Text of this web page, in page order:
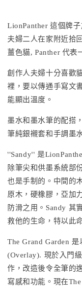
LionPanther 這個牌
夫婦二人在家附近拾
薑色貓, Panther 代表
創作人夫婦十分喜歡
裡，要以傳通手寫文
能顯出溫度。
墨水和墨水筆的配搭
筆純銀襯套和手調墨
''Sandy'' 是
除筆尖和供墨系統部
也是手制的。中間的
原木，硬橡膠，亞加
防滑之用。Sandy 其
救他的生命，特以此
The Grand Garden
(Overlay). 現於入門
作，改造後令全筆的
寫感和功能。現在